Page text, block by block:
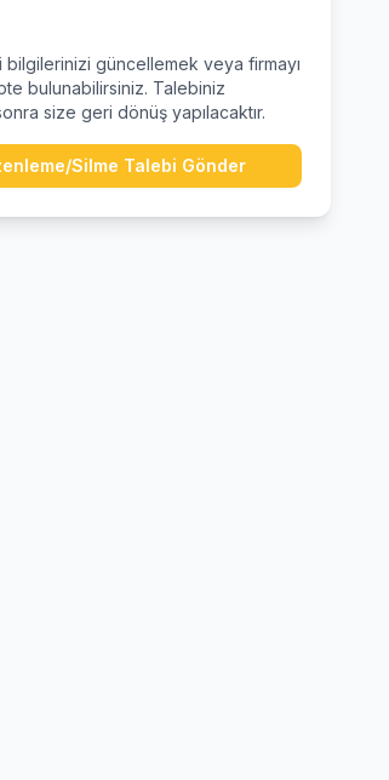
bilgilerinizi güncellemek veya firmayı
bulunabilirsiniz. Talebiniz
size geri dönüş yapılacaktır.
Silme Talebi Gönder